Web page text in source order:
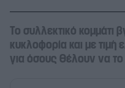
Το συλλεκτικό κομμάτι
κυκλοφορία και με
για όσους θέλουν να